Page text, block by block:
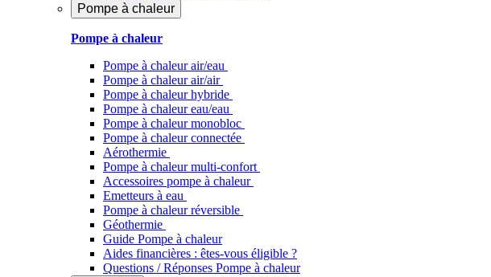
Pompe à chaleur
Pompe à chaleur
Pompe à chaleur air/eau
Pompe à chaleur air/air
Pompe à chaleur hybride
Pompe à chaleur​ eau/eau
Pompe à chaleur monobloc
Pompe à chaleur connectée
Aérothermie
Pompe à chaleur multi-confort
Accessoires pompe à chaleur
Emetteurs à eau
Pompe à chaleur réversible
Géothermie
Guide Pompe à chaleur
Aides financières : êtes-vous éligible ?
Questions / Réponses Pompe à chaleur